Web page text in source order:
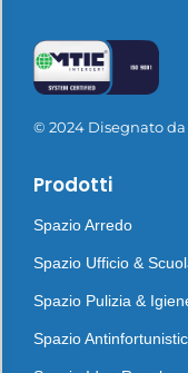
© 2024 Disegnato da
Prodotti
Spazio Arredo
Spazio Ufficio &
Spazio Pulizia &
Spazio